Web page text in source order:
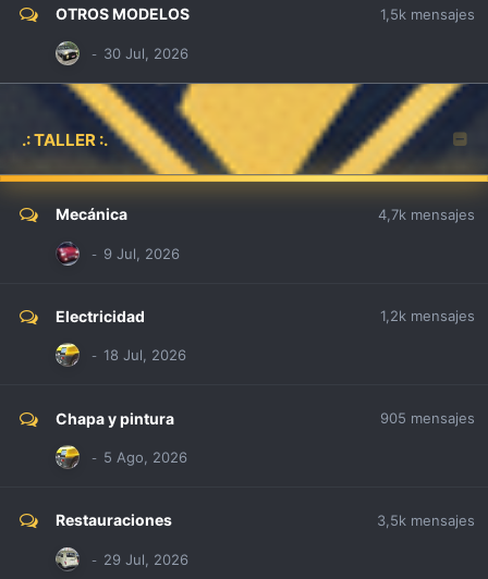
OTROS MODELOS 1,5k mensajes
.: TALLER :.
Mecánica 4,7k mensajes
Electricidad 1,2k mensajes
Chapa y pintura 905 mensajes
Restauraciones 3,5k mensajes